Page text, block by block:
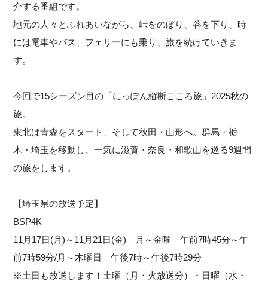
介する番組です。
地元の人々とふれあいながら、峠をのぼり、谷を下り、時
には電車やバス、フェリーにも乗り、旅を続けていきま
す。
今回で15シーズン目の「にっぽん縦断こころ旅」2025秋の
旅。
東北は青森をスタート、そして秋田・山形へ。群馬・栃
木・埼玉を移動し、一気に滋賀・奈良・和歌山を巡る9週間
の旅をします。
【埼玉県の放送予定】
BSP4K
11月17日(月)～11月21日(金) 月～金曜 午前7時45分～午
前7時59分/月～木曜日 午後7時～午後7時29分
※土日も放送します！土曜（月・火放送分）・日曜（水・